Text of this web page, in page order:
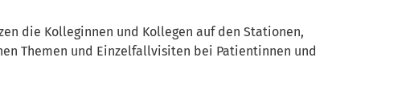
die Kolleginnen und Kollegen auf den Stationen,
Themen und Einzelfallvisiten bei Patientinnen und